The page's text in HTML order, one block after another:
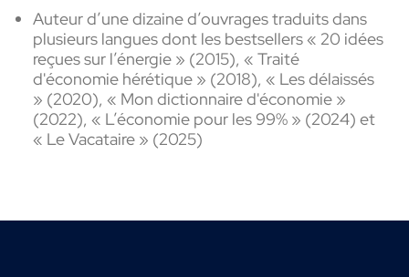
Auteur d’une dizaine d’ouvrages traduits dans
plusieurs langues dont les bestsellers « 20 idées
reçues sur l’énergie » (2015), « Traité
d'économie hérétique » (2018), « Les délaissés
» (2020), « Mon dictionnaire d'économie »
(2022), « L’économie pour les 99% » (2024) et
« Le Vacataire » (2025)